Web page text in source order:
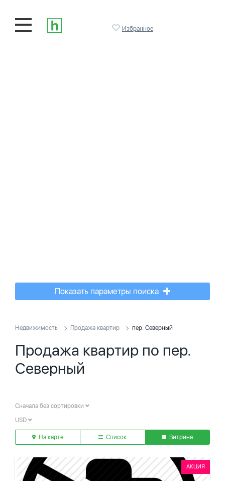
Избранное
Показать параметры поиска
Недвижимость Продажа квартир пер. Северный
Продажа квартир по пер.
Северный
Сначала без сортировки
USD
На карте Список Витрина
АКЦИЯ